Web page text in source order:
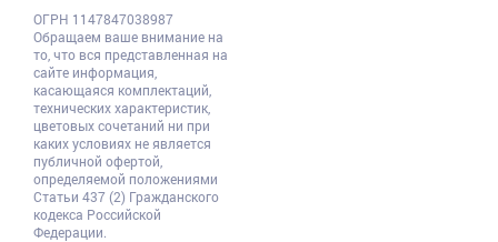
ОГРН 1147847038987
Обращаем ваше внимание на
то, что вся представленная на
сайте информация,
касающаяся комплектаций,
технических характеристик,
цветовых сочетаний ни при
каких условиях не является
публичной офертой,
определяемой положениями
Статьи 437 (2) Гражданского
кодекса Российской
Федерации.